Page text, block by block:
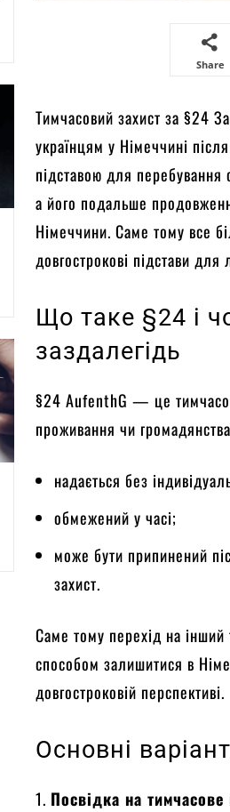
Share
Тимчасовий захист за §24
українцям у Німеччині
підставою для
а його подальше
Німеччини. Саме тому все
довгострокові підстави для
Що таке §24 і
заздалегідь
§24 AufenthG — це
проживання чи
надається без
обмежений у часі;
може бути припинений
захист.
Саме тому перехід на
способом залишитися в
довгостроковій перспективі.
Основні
1. Посвідка на